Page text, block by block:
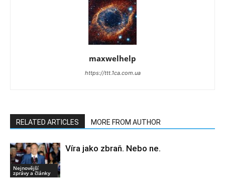
maxwelhelp
https://ttt.1ca.com.ua
RELATED ARTICLES MORE FROM AUTHOR
Nejnovější
zprávy a články
Víra jako zbraň. Nebo ne.